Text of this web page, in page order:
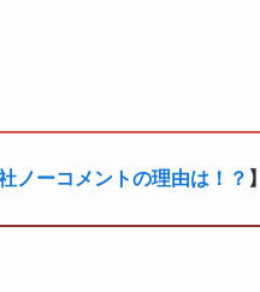
ノーコメントの理由は！？ 】